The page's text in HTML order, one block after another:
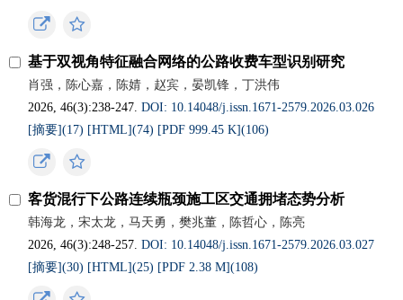
基于双视角特征融合网络的公路收费车型识别研究
肖强，陈心嘉，陈婧，赵宾，晏凯锋，丁洪伟
2026, 46(3):238-247.DOI: 10.14048/j.issn.1671-2579.2026.03.026
[摘要](17) [HTML](74) [PDF 999.45 K](106)
客货混行下公路连续瓶颈施工区交通拥堵态势分析
韩海龙，宋太龙，马天勇，樊兆董，陈哲心，陈亮
2026, 46(3):248-257.DOI: 10.14048/j.issn.1671-2579.2026.03.027
[摘要](30) [HTML](25) [PDF 2.38 M](108)